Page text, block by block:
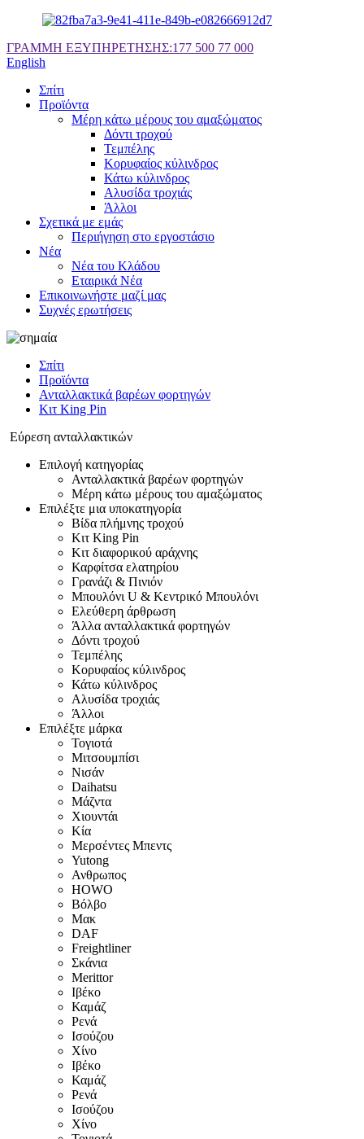
ΓΡΑΜΜΗ ΕΞΥΠΗΡΕΤΗΣΗΣ:177 500 77 000
English
Σπίτι
Προϊόντα
Μέρη κάτω μέρους του αμαξώματος
Δόντι τροχού
Τεμπέλης
Κορυφαίος κύλινδρος
Κάτω κύλινδρος
Αλυσίδα τροχιάς
Άλλοι
Σχετικά με εμάς
Περιήγηση στο εργοστάσιο
Νέα
Νέα του Κλάδου
Εταιρικά Νέα
Επικοινωνήστε μαζί μας
Συχνές ερωτήσεις
Σπίτι
Προϊόντα
Ανταλλακτικά βαρέων φορτηγών
Κιτ King Pin
Εύρεση ανταλλακτικών
Επιλογή κατηγορίας
Ανταλλακτικά βαρέων φορτηγών
Μέρη κάτω μέρους του αμαξώματος
Επιλέξτε μια υποκατηγορία
Βίδα πλήμνης τροχού
Κιτ King Pin
Κιτ διαφορικού αράχνης
Καρφίτσα ελατηρίου
Γρανάζι & Πινιόν
Μπουλόνι U & Κεντρικό Μπουλόνι
Ελεύθερη άρθρωση
Άλλα ανταλλακτικά φορτηγών
Δόντι τροχού
Τεμπέλης
Κορυφαίος κύλινδρος
Κάτω κύλινδρος
Αλυσίδα τροχιάς
Άλλοι
Επιλέξτε μάρκα
Τογιοτά
Μιτσουμπίσι
Νισάν
Daihatsu
Μάζντα
Χιουντάι
Κία
Μερσέντες Μπεντς
Yutong
Ανθρωπος
HOWO
Βόλβο
Μακ
DAF
Freightliner
Σκάνια
Merittor
Ιβέκο
Καμάζ
Ρενά
Ισούζου
Χίνο
Ιβέκο
Καμάζ
Ρενά
Ισούζου
Χίνο